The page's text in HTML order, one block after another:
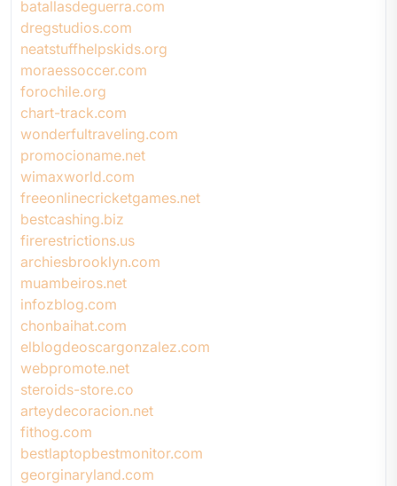
batallasdeguerra.com
dregstudios.com
neatstuffhelpskids.org
moraessoccer.com
forochile.org
chart-track.com
wonderfultraveling.com
promocioname.net
wimaxworld.com
freeonlinecricketgames.net
bestcashing.biz
firerestrictions.us
archiesbrooklyn.com
muambeiros.net
infozblog.com
chonbaihat.com
elblogdeoscargonzalez.com
webpromote.net
steroids-store.co
arteydecoracion.net
fithog.com
bestlaptopbestmonitor.com
georginaryland.com